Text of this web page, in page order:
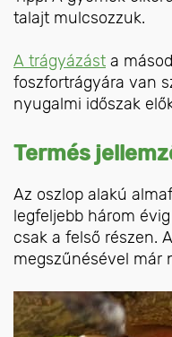
talajt mulcsozzuk.
A trágyázást a
foszfortrágyára van
nyugalmi időszak
Termés
Az oszlop alakú
legfeljebb három
csak a felső részen.
megszűnésével már